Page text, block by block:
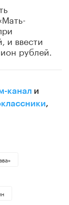
и ввести
рублей.
канал и
,